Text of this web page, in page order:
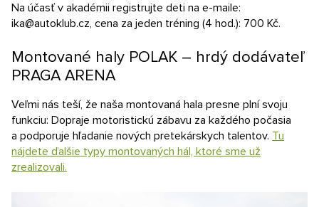
Na účasť v akadémii registrujte deti na e-maile:
ika@autoklub.cz, cena za jeden tréning (4 hod.): 700 Kč.
Montované haly POLAK – hrdý dodávateľ
PRAGA ARENA
Veľmi nás teší, že naša montovaná hala presne plní svoju
funkciu: Dopraje motoristickú zábavu za každého počasia
a podporuje hľadanie nových pretekárskych talentov. Tu
nájdete ďalšie typy montovaných hál, ktoré sme už
zrealizovali.